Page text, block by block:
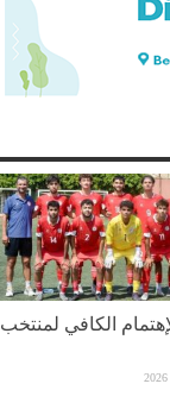
الكافي لمنتخب